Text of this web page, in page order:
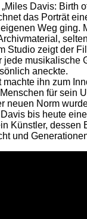
Davis: Birth
das Porträt
Weg ging.
Studio zeigt der
jede musikalische
aneckte.
machte ihn zum
für sein
neuen Norm
bis heute
Künstler, dessen
und